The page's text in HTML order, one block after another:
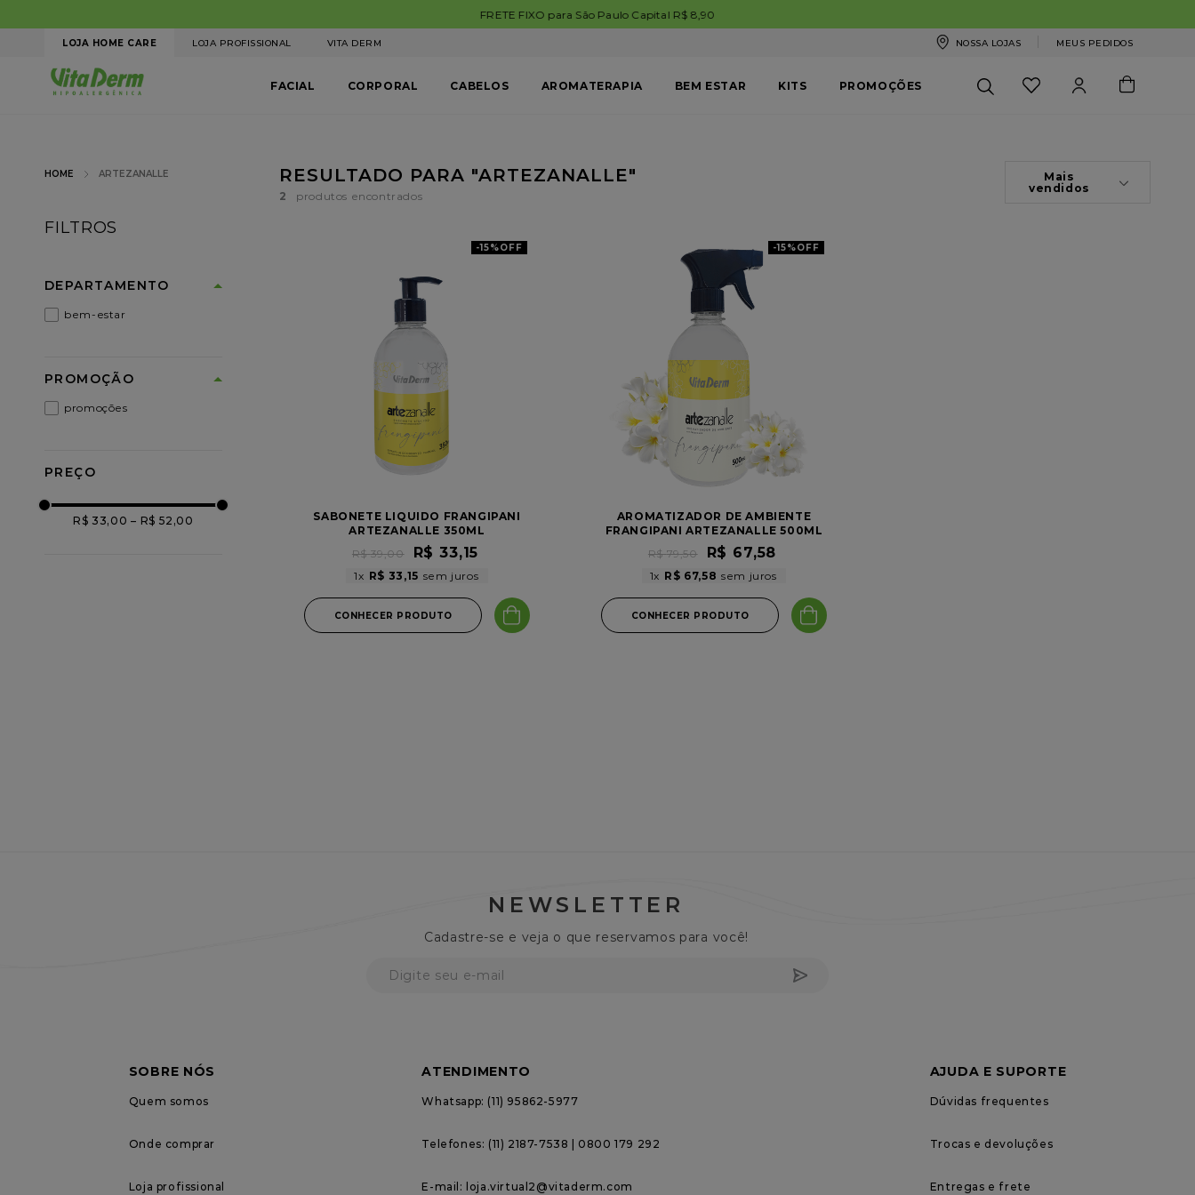
FRETE GRÁTIS BRASIL em compras acima de R$199,99. Aproveite!
LOJA HOME CARE LOJA PROFISSIONAL VITA DERM NOSSA LOJAS MEUS PEDIDOS
FACIAL KITS PROMOÇÕES
CORPORAL CABELOS AROMATERAPIA BEM ESTAR
ARTEZANALLE
FILTROS
DEPARTAMENTO
bem-estar
PROMOÇÃO
R$ 33,00 – R$ 52,00
ARTEZANALLE
2
Mais
vendidos
-15%OFF
SABONETE LIQUIDO FRANGIPANI
ARTEZANALLE 350ML
R$ 33,15
R$ 39,00
1
R$ 33 ,15
CONHECER PRODUTO
-15%OFF
AROMATIZADOR DE AMBIENTE
FRANGIPANI ARTEZANALLE 500ML
R$ 67,58
R$ 79,50
1
R$ 67,58
CONHECER PRODUTO
NEWSLETTER
Cadastre-se e veja o que reservamos para você!
SOBRE NÓS
Quem somos
Onde comprar
Loja profissional
ATENDIMENTO
Whatsapp: (11) 95862-5977
Telefones: (11) 2187-7538 | 0800 179 292
E-mail: loja.virtual2@vitaderm.com
AJUDA E SUPORTE
Dúvidas frequentes
Trocas e devoluções
Entregas e frete